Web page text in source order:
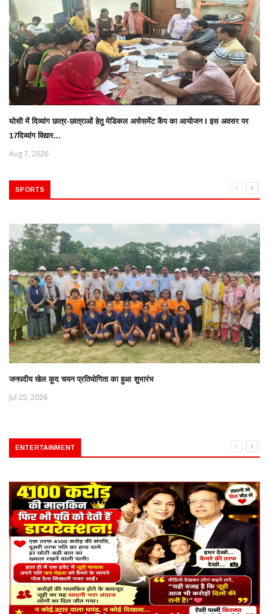
घोसी में दिव्यांग छात्र-छात्राओं हेतु मेडिकल असेसमेंट कैंप का आयोजन l इस अवसर पर
17दिव्यांग विद्यार...
Aug 7, 2026
SPORTS
जनपदीय खेल कूद चयन प्रतियोगिता का हुआ शुभारंभ
Jul 25, 2026
ENTERTAINMENT